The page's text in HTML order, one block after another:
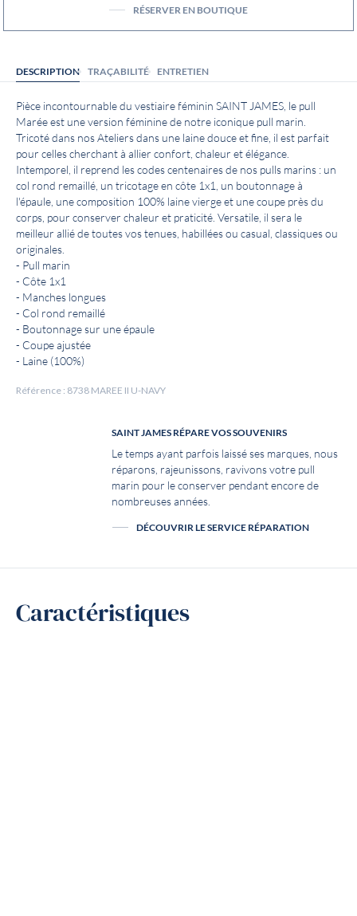
RÉSERVER EN BOUTIQUE
DESCRIPTION TRAÇABILITÉ ENTRETIEN
Pièce incontournable du vestiaire féminin SAINT JAMES, le pull
Marée est une version féminine de notre iconique pull marin.
Tricoté dans nos Ateliers dans une laine douce et fine, il est parfait
pour celles cherchant à allier confort, chaleur et élégance.
Intemporel, il reprend les codes centenaires de nos pulls marins : un
col rond remaillé, un tricotage en côte 1x1, un boutonnage à
l'épaule, une composition 100% laine vierge et une coupe près du
corps, pour conserver chaleur et praticité. Versatile, il sera le
meilleur allié de toutes vos tenues, habillées ou casual, classiques ou
originales.
- Pull marin
- Côte 1x1
- Manches longues
- Col rond remaillé
- Boutonnage sur une épaule
- Coupe ajustée
- Laine (100%)
Référence : 8738 MAREE II U-NAVY
SAINT JAMES RÉPARE VOS SOUVENIRS
Le temps ayant parfois laissé ses marques, nous
réparons, rajeunissons, ravivons votre pull
marin pour le conserver pendant encore de
nombreuses années.
DÉCOUVRIR LE SERVICE RÉPARATION
Caractéristiques